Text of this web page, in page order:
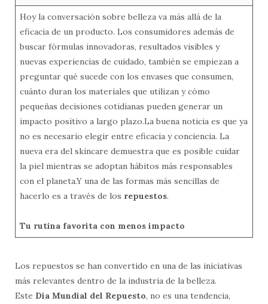
Hoy la conversación sobre belleza va más allá de la
eficacia de un producto. Los consumidores además de
buscar fórmulas innovadoras, resultados visibles y
nuevas experiencias de cuidado, también se empiezan a
preguntar qué sucede con los envases que consumen,
cuánto duran los materiales que utilizan y cómo
pequeñas decisiones cotidianas pueden generar un
impacto positivo a largo plazo.La buena noticia es que ya
no es necesario elegir entre eficacia y conciencia. La
nueva era del skincare demuestra que es posible cuidar
la piel mientras se adoptan hábitos más responsables
con el planeta.Y una de las formas más sencillas de
hacerlo es a través de los repuestos.
Tu rutina favorita con menos impacto
Los repuestos se han convertido en una de las iniciativas
más relevantes dentro de la industria de la belleza.
Este Día Mundial del Repuesto, no es una tendencia,